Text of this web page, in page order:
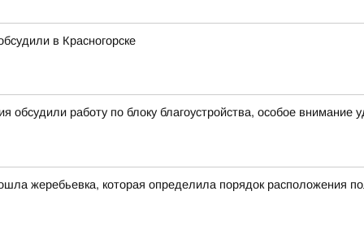
в Красногорске
работу по блоку благоустройства, особое внимание
жеребьевка, которая определила порядок расположения